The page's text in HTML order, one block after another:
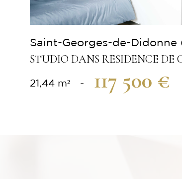
Saint-Georges-de-Didonne
STUDIO DANS RESIDENCE DE
21,44 m² - 117 500 €